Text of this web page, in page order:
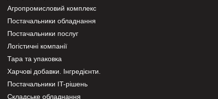
Агропромисловий комплекс
Постачальники обладнання
Постачальники послуг
Логістичні компанії
Тара та упаковка
Харчові добавки. Інгредієнти.
Постачальники IT-рішень
Складське обладнання